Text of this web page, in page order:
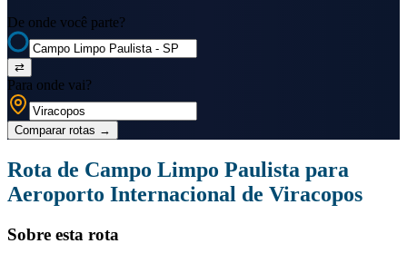
De onde você parte?
⇄
Para onde vai?
Comparar rotas →
Rota de Campo Limpo Paulista para
Aeroporto Internacional de Viracopos
Sobre esta rota